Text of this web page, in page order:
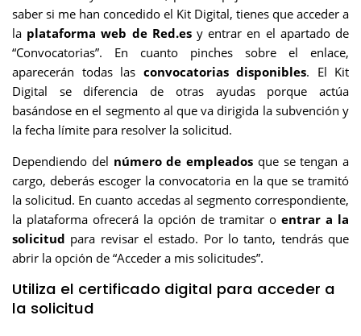
saber si me han concedido el Kit Digital, tienes que acceder a
la plataforma web de Red.esy entrar en el apartado de
“Convocatorias”. En cuanto pinches sobre el enlace,
aparecerán todas las convocatorias disponibles. El Kit
Digital se diferencia de otras ayudas porque actúa
basándose en el segmento al que va dirigida la subvención y
la fecha límite para resolver la solicitud.
Dependiendo del número de empleados que se tengan a
cargo, deberás escoger la convocatoria en la que se tramitó
la solicitud. En cuanto accedas al segmento correspondiente,
la plataforma ofrecerá la opción de tramitar o entrar a la
solicitud para revisar el estado. Por lo tanto, tendrás que
abrir la opción de “Acceder a mis solicitudes”.
Utiliza el certificado digital para acceder a
la solicitud